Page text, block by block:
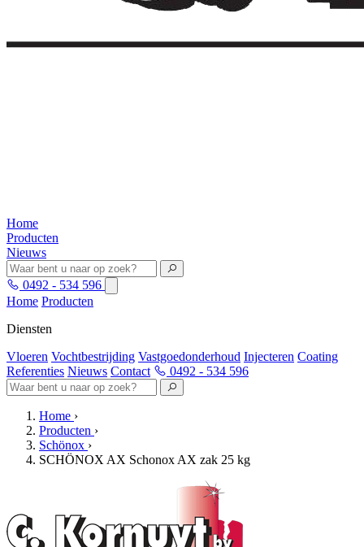
Home
Producten
Nieuws
0492 - 534 596
Home Producten
Diensten
Vloeren Vochtbestrijding Vastgoedonderhoud Injecteren Coating
Referenties Nieuws Contact 0492 - 534 596
Home ›
Producten ›
Schönox ›
SCHÖNOX AX Schonox AX zak 25 kg